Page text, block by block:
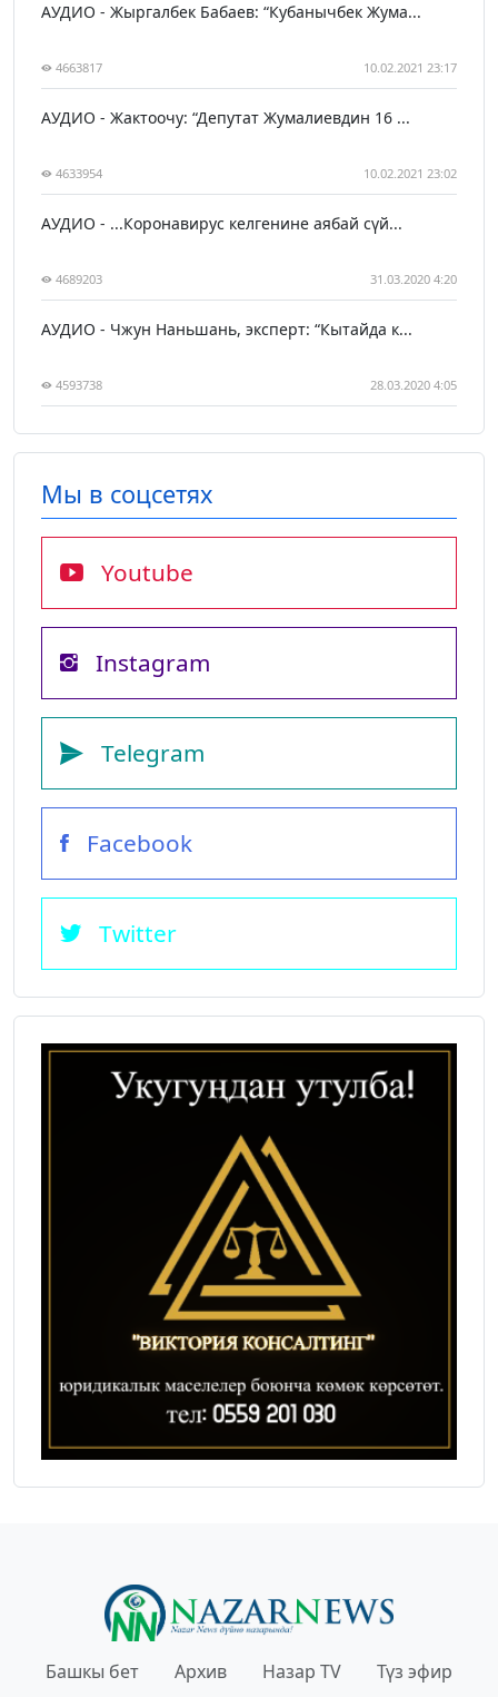
АУДИО - Жыргалбек Бабаев: “Кубанычбек Жума...
4663817 10.02.2021 23:17
АУДИО - Жактоочу: “Депутат Жумалиевдин 16 ...
4633954 10.02.2021 23:02
АУДИО - ...Коронавирус келгенине аябай сүй...
4689203 31.03.2020 4:20
АУДИО - Чжун Наньшань, эксперт: “Кытайда к...
4593738 28.03.2020 4:05
Мы в соцсетях
Youtube
Instagram
Telegram
Facebook
Twitter
Башкы бет Архив Назар TV Түз эфир